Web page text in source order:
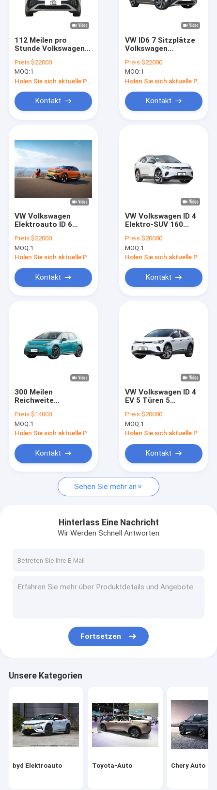
Videos
Referenzen
byd Elektroauto
Chery Auto
Lixiang Elektroauto
Mercedes-Auto
Seres Elektroauto
Lynk & Co Elektroauto
112 Meilen pro
Stunde Volkswagen
Erleben Sie die
Zukunft des
Transports
Preis:$22000
MOQ:1
Kontakt
VW ID6 7 Sitzplätze
Volkswagen
ID 6 Crozz PRO
Elektroautos
Preis:$22000
MOQ:1
Kontakt
VW Volkswagen
Elektroauto ID 6
250 Meilen
Reichweite
Preis:$22000
MOQ:1
Holen Sie sich aktuelle Preis
Kontakt
VW Volkswagen ID 4
Elektro-SUV 160
nachhaltigen und
modernen Lebensstil
Preis:$20000
MOQ:1
Holen Sie sich aktuelle Preis
Kontakt
300 Meilen
Reichweite
Elektroauto 160 km/h
5 Sitzplätze VW ID3
Elektroauto
Preis:$14000
MOQ:1
Holen Sie sich aktuelle Preis
Kontakt
VW Volkswagen ID 4
EV 5 Türen 5
Volkswagen SUV Für
den modernen Fahrer
Preis:$20000
MOQ:1
Holen Sie sich aktuelle Preis
Kontakt
Sehen Sie mehr an
Hinterlass Eine Nachricht
Wir Werden Schnell Antworten
Fortsetzen
Unsere Kategorien
byd Elektroauto Toyota-Auto Chery Auto